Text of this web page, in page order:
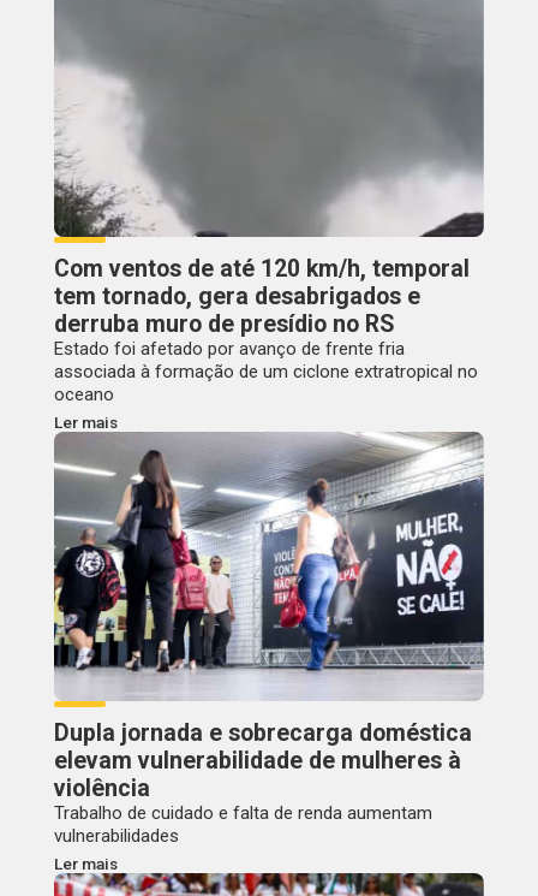
Com ventos de até 120 km/h, temporal
tem tornado, gera desabrigados e
derruba muro de presídio no RS
Estado foi afetado por avanço de frente fria
associada à formação de um ciclone extratropical no
oceano
Ler mais
Dupla jornada e sobrecarga doméstica
elevam vulnerabilidade de mulheres à
violência
Trabalho de cuidado e falta de renda aumentam
vulnerabilidades
Ler mais